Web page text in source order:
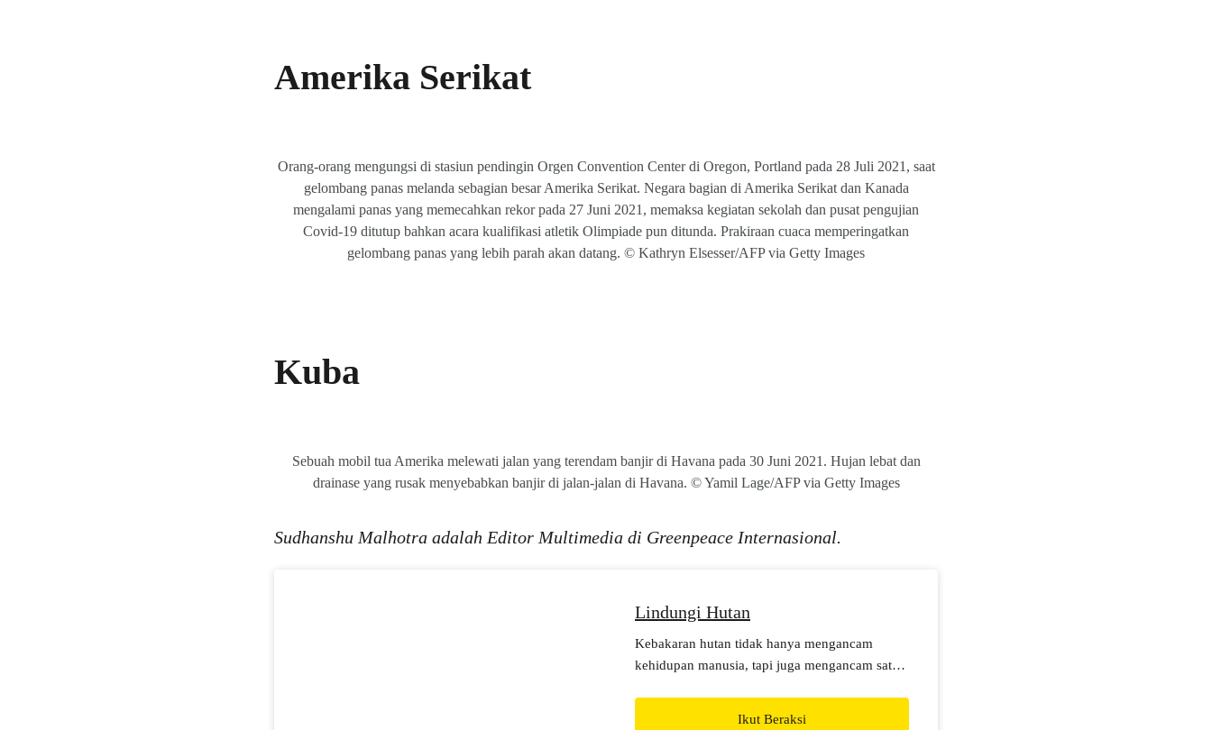
Amerika Serikat
Orang-orang mengungsi di stasiun pendingin Orgen Convention Center di Oregon, Portland pada 28 Juli 2021, saat
gelombang panas melanda sebagian besar Amerika Serikat. Negara bagian di Amerika Serikat dan Kanada
mengalami panas yang memecahkan rekor pada 27 Juni 2021, memaksa kegiatan sekolah dan pusat pengujian
Covid-19 ditutup bahkan acara kualifikasi atletik Olimpiade pun ditunda. Prakiraan cuaca memperingatkan
gelombang panas yang lebih parah akan datang. © Kathryn Elsesser/AFP via Getty Images
Kuba
Sebuah mobil tua Amerika melewati jalan yang terendam banjir di Havana pada 30 Juni 2021. Hujan lebat dan
drainase yang rusak menyebabkan banjir di jalan-jalan di Havana. © Yamil Lage/AFP via Getty Images
Sudhanshu Malhotra adalah Editor Multimedia di Greenpeace Internasional.
Lindungi Hutan
Kebakaran hutan tidak hanya mengancam
kehidupan manusia, tapi juga mengancam satwa
Ikut Beraksi